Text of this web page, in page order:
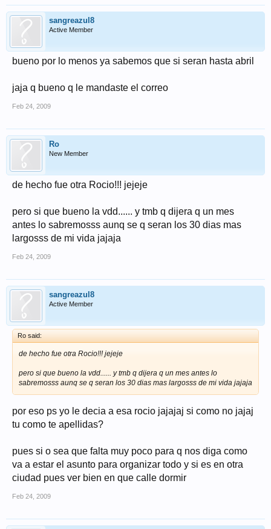
sangreazul8
Active Member
bueno por lo menos ya sabemos que si seran hasta abril
jaja q bueno q le mandaste el correo
Feb 24, 2009
Ro
New Member
de hecho fue otra Rocio!!! jejeje
pero si que bueno la vdd...... y tmb q dijera q un mes
antes lo sabremosss aunq se q seran los 30 dias mas
largosss de mi vida jajaja
Feb 24, 2009
sangreazul8
Active Member
Ro said:
de hecho fue otra Rocio!!! jejeje
pero si que bueno la vdd...... y tmb q dijera q un mes antes lo
sabremosss aunq se q seran los 30 dias mas largosss de mi vida jajaja
por eso ps yo le decia a esa rocio jajajaj si como no jajaj
tu como te apellidas?
pues si o sea que falta muy poco para q nos diga como
va a estar el asunto para organizar todo y si es en otra
ciudad pues ver bien en que calle dormir
Feb 24, 2009